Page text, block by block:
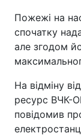
Пожежі на
спочатку
але згодом
На відміну
ресурс ВЧК-
повідомив